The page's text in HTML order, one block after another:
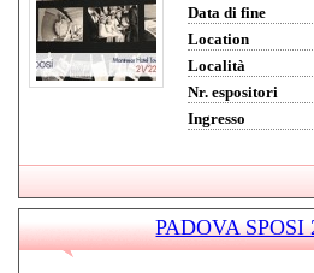
Data di fine
Location
Località
Nr. espositori
Ingresso
PADOVA SPOSI